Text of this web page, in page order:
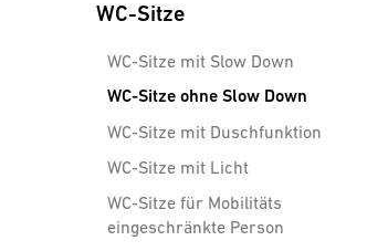
WC-Sitze
WC-Sitze mit Slow Down
WC-Sitze ohne Slow Down
WC-Sitze mit Duschfunktion
WC-Sitze mit Licht
WC-Sitze für Mobilitäts
eingeschränkte Person